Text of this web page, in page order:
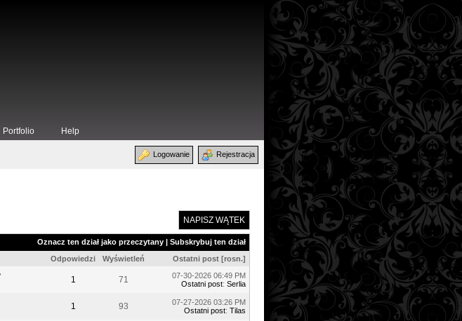
Portfolio Help
Logowanie Rejestracja
NAPISZ WĄTEK
Oznacz ten dział jako przeczytany | Subskrybuj ten dział
Odpowiedzi Wyświetleń Ostatni post [rosn.]
1 71
07-30-2026 06:49 PM
Ostatni post: Serlia
1 93
07-27-2026 03:26 PM
Ostatni post: Tilas